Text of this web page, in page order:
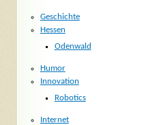
Geschichte
Hessen
Odenwald
Humor
Innovation
Robotics
Internet